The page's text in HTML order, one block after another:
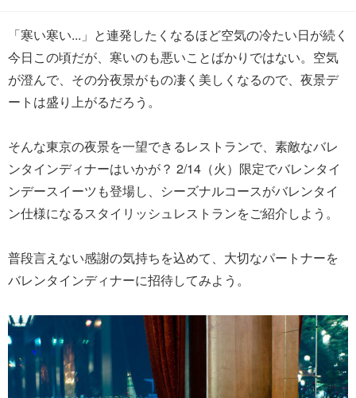
「寒い寒い...」と連発したくなるほど空気の冷たい日が続く
今日この頃だが、寒いのも悪いことばかりではない。空気
が澄んで、その分夜景がもの凄く美しくなるので、夜景デ
ートは盛り上がるだろう。
そんな東京の夜景を一望できるレストランで、素敵なバレ
ンタインディナーはいかが？ 2/14（火）限定でバレンタイ
ンデースイーツも登場し、シーズナルコースがバレンタイ
ン仕様になるスタイリッシュレストランをご紹介しよう。
普段言えない感謝の気持ちを込めて、大切なパートナーを
バレンタインディナーに招待してみよう。